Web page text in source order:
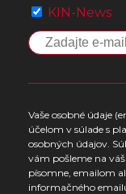
KIN-News
Vaše osobné údaje
účelom v súlade s
osobných údajov.
vám pošleme na
písomne, emailom
informačného